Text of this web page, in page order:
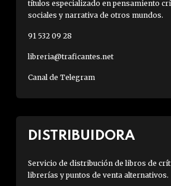
títulos especializado en pensamiento
sociales y narrativa de otros mundos.
91 532 09 28
libreria@traficantes.net
Canal de Telegram
DISTRIBUIDORA
Servicio de distribución de libros de
librerías y puntos de venta alternativos.